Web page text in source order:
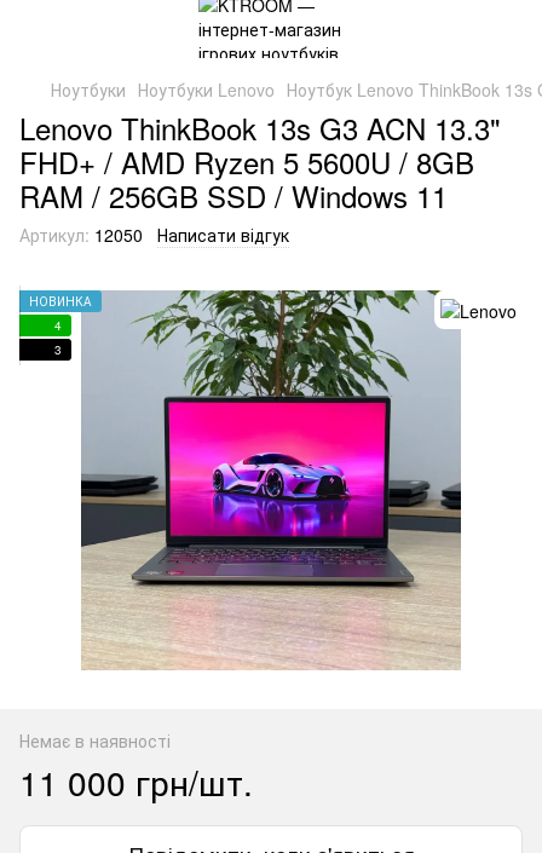
Ноутбуки Ноутбуки Lenovo Ноутбук Lenovo ThinkBook 13s
Lenovo ThinkBook 13s G3 ACN 13.3"
FHD+ / AMD Ryzen 5 5600U / 8GB
RAM / 256GB SSD / Windows 11
Артикул: 12050 Написати відгук
НОВИНКА
4
3
Немає в наявності
11 000 грн/шт.